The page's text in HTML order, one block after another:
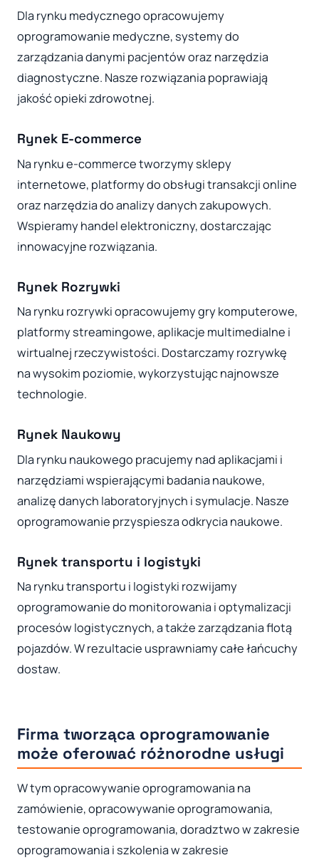
Dla rynku medycznego opracowujemy
oprogramowanie medyczne, systemy do
zarządzania danymi pacjentów oraz narzędzia
diagnostyczne. Nasze rozwiązania poprawiają
jakość opieki zdrowotnej.
Rynek E-commerce
Na rynku e-commerce tworzymy sklepy
internetowe, platformy do obsługi transakcji online
oraz narzędzia do analizy danych zakupowych.
Wspieramy handel elektroniczny, dostarczając
innowacyjne rozwiązania.
Rynek Rozrywki
Na rynku rozrywki opracowujemy gry komputerowe,
platformy streamingowe, aplikacje multimedialne i
wirtualnej rzeczywistości. Dostarczamy rozrywkę
na wysokim poziomie, wykorzystując najnowsze
technologie.
Rynek Naukowy
Dla rynku naukowego pracujemy nad aplikacjami i
narzędziami wspierającymi badania naukowe,
analizę danych laboratoryjnych i symulacje. Nasze
oprogramowanie przyspiesza odkrycia naukowe.
Rynek transportu i logistyki
Na rynku transportu i logistyki rozwijamy
oprogramowanie do monitorowania i optymalizacji
procesów logistycznych, a także zarządzania flotą
pojazdów. W rezultacie usprawniamy całe łańcuchy
dostaw.
Firma tworząca oprogramowanie
może oferować różnorodne usługi
W tym opracowywanie oprogramowania na
zamówienie, opracowywanie oprogramowania,
testowanie oprogramowania, doradztwo w zakresie
oprogramowania i szkolenia w zakresie